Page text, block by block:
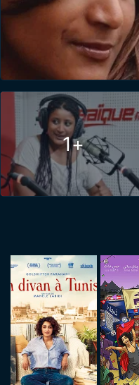
+1